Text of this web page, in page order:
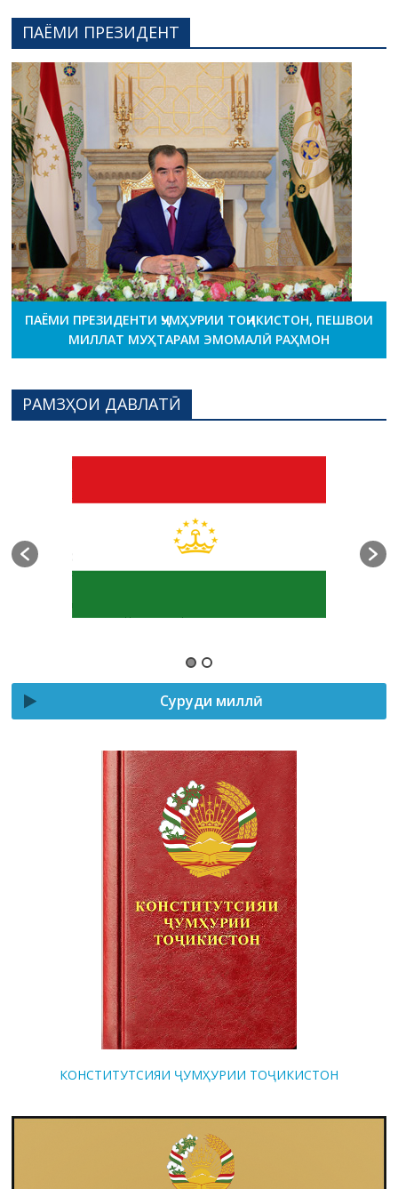
ПАЁМИ ПРЕЗИДЕНТ
ПАЁМИ ПРЕЗИДЕНТИ ҶУМҲУРИИ ТОҶИКИСТОН, ПЕШВОИ
МИЛЛАТ МУҲТАРАМ ЭМОМАЛӢ РАҲМОН
РАМЗҲОИ ДАВЛАТӢ
Суруди миллӣ
КОНСТИТУТСИЯИ ҶУМҲУРИИ ТОҶИКИСТОН